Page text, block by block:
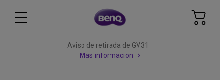
Aviso de retirada de GV31
Más información